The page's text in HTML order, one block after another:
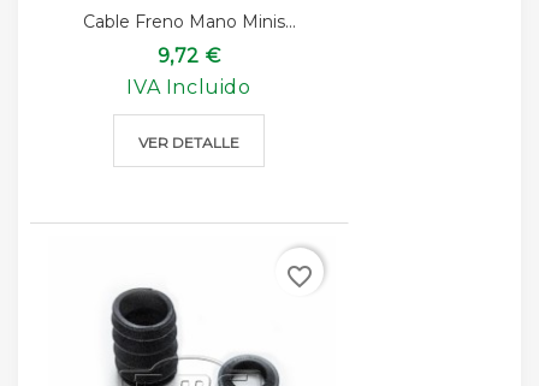
Cable Freno Mano Minis...
9,72 €
IVA Incluido
VER DETALLE
favorite_border